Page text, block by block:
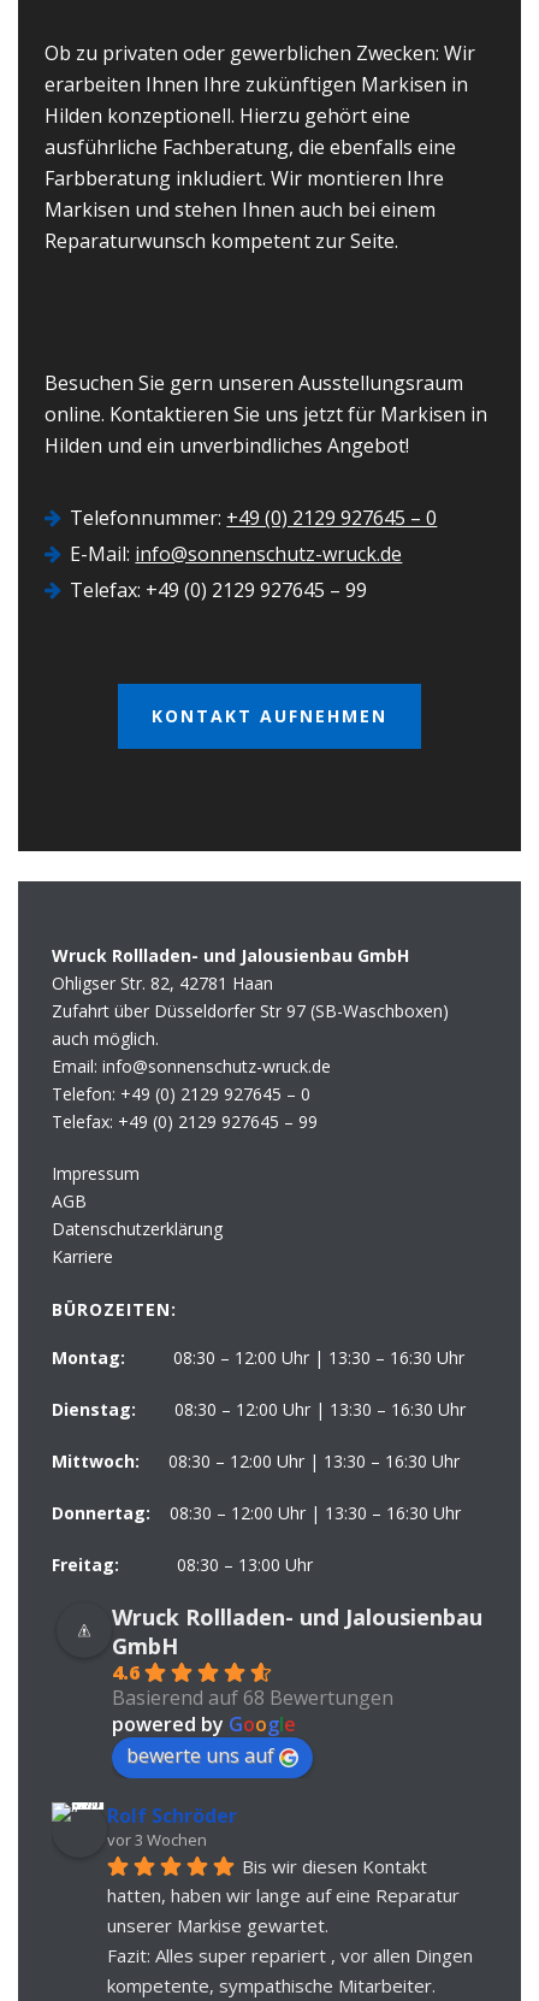
Ob zu privaten oder gewerblichen Zwecken: Wir
erarbeiten Ihnen Ihre zukünftigen Markisen in
Hilden konzeptionell. Hierzu gehört eine
ausführliche Fachberatung, die ebenfalls eine
Farbberatung inkludiert. Wir montieren Ihre
Markisen und stehen Ihnen auch bei einem
Reparaturwunsch kompetent zur Seite.
Besuchen Sie gern unseren Ausstellungsraum
online. Kontaktieren Sie uns jetzt für Markisen in
Hilden und ein unverbindliches Angebot!
Telefonnummer: +49 (0) 2129 927645 – 0
E-Mail: info@sonnenschutz-wruck.de
Telefax: +49 (0) 2129 927645 – 99
KONTAKT AUFNEHMEN
Wruck Rollladen- und Jalousienbau GmbH
Ohligser Str. 82, 42781 Haan
Zufahrt über Düsseldorfer Str 97 (SB-Waschboxen)
auch möglich.
Email: info@sonnenschutz-wruck.de
Telefon: +49 (0) 2129 927645 – 0
Telefax: +49 (0) 2129 927645 – 99
Impressum
AGB
Datenschutzerklärung
Karriere
BÜROZEITEN:
Montag: 08:30 – 12:00 Uhr | 13:30 – 16:30 Uhr
Dienstag: 08:30 – 12:00 Uhr | 13:30 – 16:30 Uhr
Mittwoch: 08:30 – 12:00 Uhr | 13:30 – 16:30 Uhr
Donnertag: 08:30 – 12:00 Uhr | 13:30 – 16:30 Uhr
Freitag: 08:30 – 13:00 Uhr
Wruck Rollladen- und Jalousienbau
GmbH
4.6
Basierend auf 68 Bewertungen
powered by Google
bewerte uns auf
Rolf Schröder
vor 3 Wochen
Bis wir diesen Kontakt
hatten, haben wir lange auf eine Reparatur
unserer Markise gewartet.
Fazit: Alles super repariert , vor allen Dingen
kompetente, sympathische Mitarbeiter.